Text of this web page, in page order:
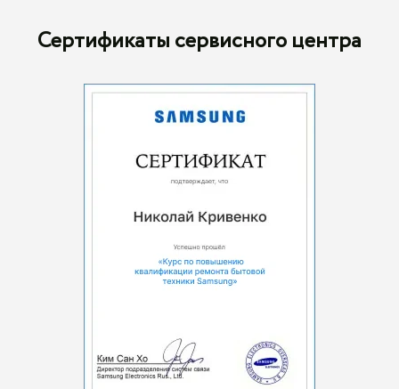
Сертификаты сервисного центра